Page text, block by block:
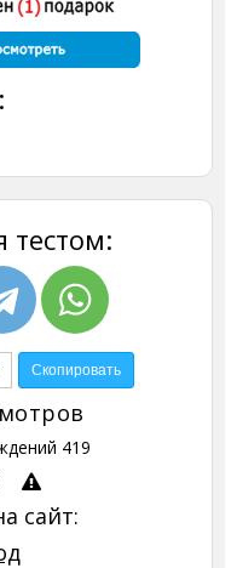
тестом:
419
сайт: